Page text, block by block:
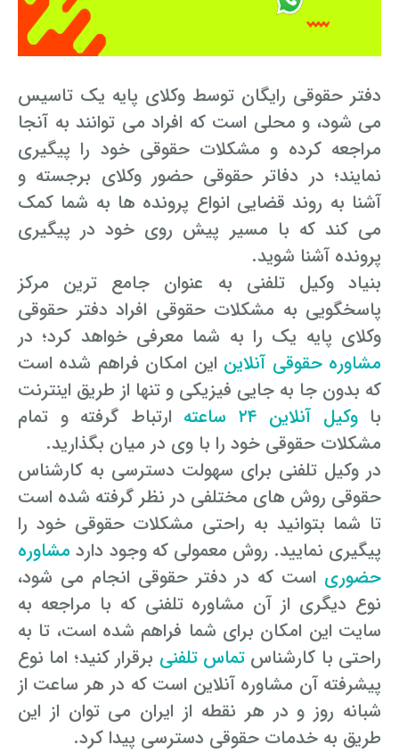
دفتر حقوقی رایگان توسط وکلای پایه یک تاسیس
می شود، و محلی است که افراد می توانند به آنجا
مراجعه کرده و مشکلات حقوقی خود را پیگیری
نمایند؛ در دفاتر حقوقی حضور وکلای برجسته و
آشنا به روند قضایی انواع پرونده ها به شما کمک
می کند که با مسیر پیش روی خود در پیگیری
پرونده آشنا شوید.
بنیاد وکیل تلفنی به عنوان جامع ترین مرکز
پاسخگویی به مشکلات حقوقی افراد دفتر حقوقی
وکلای پایه یک را به شما معرفی خواهد کرد؛ در
مشاوره حقوقی آنلاین این امکان فراهم شده است
که بدون جا به جایی فیزیکی و تنها از طریق اینترنت
باوکیل آنلاین ۲۴ ساعته
ارتباط گرفته و تمام
مشکلات حقوقی خود را با وی در میان بگذارید.
در وکیل تلفنی برای سهولت دسترسی به کارشناس
حقوقی روش های مختلفی در نظر گرفته شده است
تا شما بتوانید به راحتی مشکلات حقوقی خود را
پیگیری نمایید. روش معمولی که وجود دارد مشاوره
حضوری است که در دفتر حقوقی انجام می شود،
نوع دیگری از آن مشاوره تلفنی که با مراجعه به
سایت این امکان برای شما فراهم شده است، تا به
راحتی با کارشناستماس تلفنی برقرار کنید؛ اما نوع
پیشرفته آن مشاوره آنلاین است که در هر ساعت از
شبانه روز و در هر نقطه از ایران می ­توان از این
طریق به خدمات حقوقی دسترسی پیدا کرد.